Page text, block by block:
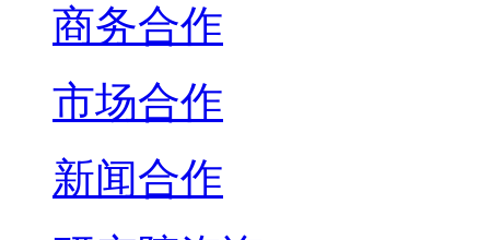
商务合作
市场合作
新闻合作